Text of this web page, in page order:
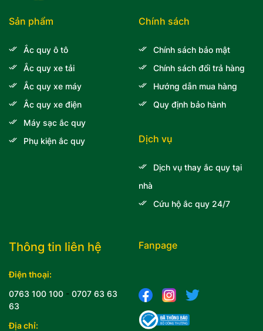
Thông tin liên hệ
Điện thoại:
0763 100 100 - 0707 63 63
63
Địa chỉ:
Sản phẩm
Ắc quy ô tô
Ắc quy xe tải
Ắc quy xe máy
Ắc quy xe điện
Máy sạc ắc quy
Phụ kiện ắc quy
Chính sách
Chính sách bảo mật
Chính sách đổi trả hàng
Hướng dẫn mua hàng
Quy định bảo hành
Dịch vụ
Dịch vụ thay ắc quy tại
nhà
Cứu hộ ắc quy 24/7
Fanpage